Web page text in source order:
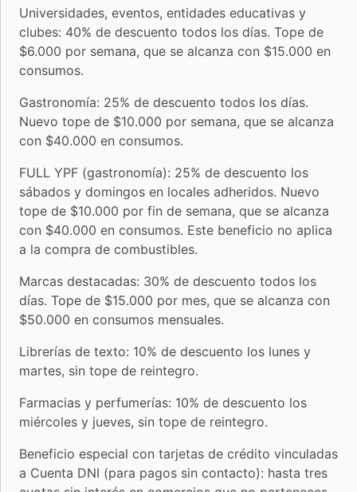
Universidades, eventos, entidades educativas y
clubes: 40% de descuento todos los días. Tope de
$6.000 por semana, que se alcanza con $15.000 en
consumos.
Gastronomía: 25% de descuento todos los días.
Nuevo tope de $10.000 por semana, que se alcanza
con $40.000 en consumos.
FULL YPF (gastronomía): 25% de descuento los
sábados y domingos en locales adheridos. Nuevo
tope de $10.000 por fin de semana, que se alcanza
con $40.000 en consumos. Este beneficio no aplica
a la compra de combustibles.
Marcas destacadas: 30% de descuento todos los
días. Tope de $15.000 por mes, que se alcanza con
$50.000 en consumos mensuales.
Librerías de texto: 10% de descuento los lunes y
martes, sin tope de reintegro.
Farmacias y perfumerías: 10% de descuento los
miércoles y jueves, sin tope de reintegro.
Beneficio especial con tarjetas de crédito vinculadas
a Cuenta DNI (para pagos sin contacto): hasta tres